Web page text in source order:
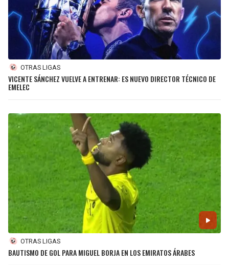
OTRAS LIGAS
VICENTE SÁNCHEZ VUELVE A ENTRENAR: ES NUEVO DIRECTOR TÉCNICO DE
EMELEC
OTRAS LIGAS
BAUTISMO DE GOL PARA MIGUEL BORJA EN LOS EMIRATOS ÁRABES